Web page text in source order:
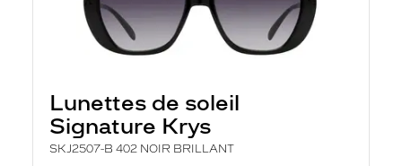
Lunettes de soleil
Signature Krys
SKJ2507-B 402 NOIR BRILLANT